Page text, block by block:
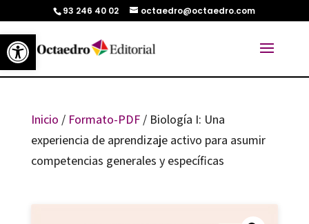
Abrir barra de herramientas
93 246 40 02 octaedro@octaedro.com
Inicio / Formato-PDF/ Biología I: Una
experiencia de aprendizaje activo para asumir
competencias generales y específicas